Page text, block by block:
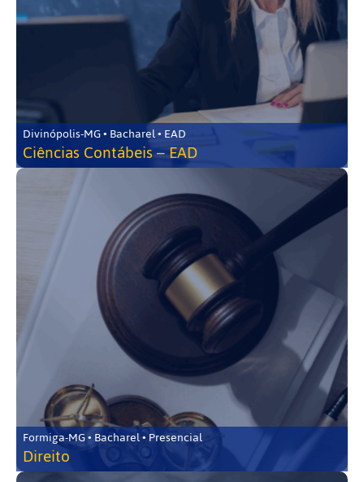
Divinópolis-MG • Bacharel • EAD
Ciências Contábeis – EAD
Formiga-MG • Bacharel • Presencial
Direito